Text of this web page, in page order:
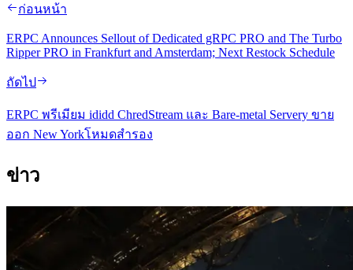
ก่อนหน้า
ERPC Announces Sellout of Dedicated gRPC PRO and The Turbo
Ripper PRO in Frankfurt and Amsterdam; Next Restock Schedule
ถัดไป
ERPC พรีเมียม ididd ChredStream และ Bare-metal Servery ขาย
ออก New Yorkโหมดสํารอง
ข่าว